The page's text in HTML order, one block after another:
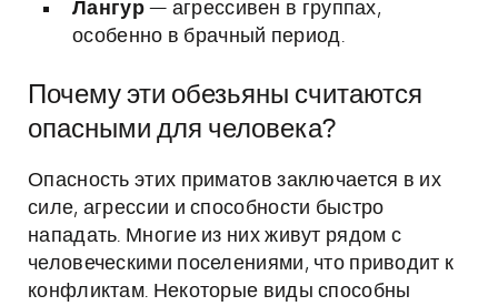
Лангур— агрессивен в группах,
особенно в брачный период.
Почему эти обезьяны считаются
опасными для человека?
Опасность этих приматов заключается в их
силе, агрессии и способности быстро
нападать. Многие из них живут рядом с
человеческими поселениями, что приводит к
конфликтам. Некоторые виды способны